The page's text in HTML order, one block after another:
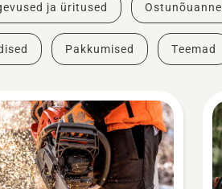
ja üritused Ostunõuanne
Pakkumised Teemad